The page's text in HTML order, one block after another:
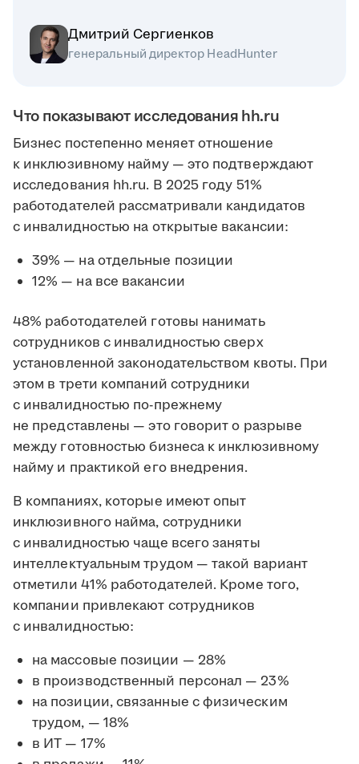
Дмитрий Сергиенков
генеральный директор HeadHunter
Что показывают исследования hh.ru
Бизнес постепенно меняет отношение
к инклюзивному найму — это подтверждают
исследования hh.ru. В 2025 году 51%
работодателей рассматривали кандидатов
с инвалидностью на открытые вакансии:
39% — на отдельные позиции
12% — на все вакансии
48% работодателей готовы нанимать
сотрудников с инвалидностью сверх
установленной законодательством квоты. При
этом в трети компаний сотрудники
с инвалидностью по-прежнему
не представлены — это говорит о разрыве
между готовностью бизнеса к инклюзивному
найму и практикой его внедрения.
В компаниях, которые имеют опыт
инклюзивного найма, сотрудники
с инвалидностью чаще всего заняты
интеллектуальным трудом — такой вариант
отметили 41% работодателей. Кроме того,
компании привлекают сотрудников
с инвалидностью:
на массовые позиции — 28%
в производственный персонал — 23%
на позиции, связанные с физическим
трудом, — 18%
в ИТ — 17%